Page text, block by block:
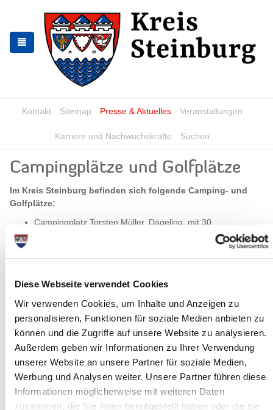
Diese Webseite verwendet Cookies
Wir verwenden Cookies, um Inhalte und Anzeigen zu
personalisieren, Funktionen für soziale Medien anbieten zu
können und die Zugriffe auf unsere Website zu analysieren.
Außerdem geben wir Informationen zu Ihrer Verwendung
unserer Website an unsere Partner für soziale Medien,
Werbung und Analysen weiter. Unsere Partner führen diese
Informationen möglicherweise mit weiteren Daten
zusammen, die Sie ihnen bereitgestellt haben oder die sie
springen
springen
Kontakt Sitemap Presse & Aktuelles Veranstaltungen
Karriere und Nachwuchskräfte Suchen
Campingplätze und Golfplätze
Im Kreis Steinburg befinden sich folgende Camping- und
Golfplätze:
Campingplatz Torsten Müller, Dägeling, mit 30
Campingplatz Naturistenbund Itzehoe e.V., Dägeling, mit
37 Standplätzen für Vereinsmitglieder
Golfplatz des Golf-Clubs Schloss Breitenburg e.V. – 27
Loch–Platz
Zelten und Aufstellen von Wohnwagen
und Wohnmobilen außerhalb von
Campingplätzen, kurzfristige Zeltlager:
Hierfür und auch für die übrigen ordnungsrechtlichen Belange
(Schankerlaubnis, Parkflächen, Ordnungsdienst usw.) ist die
örtliche Ordnungsbehörde zuständig.